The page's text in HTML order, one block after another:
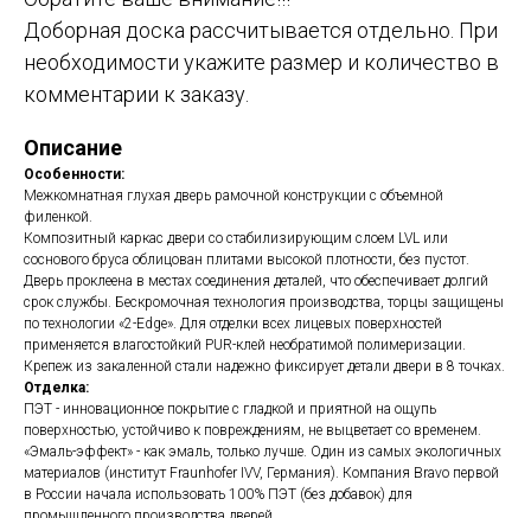
Доборная доска рассчитывается отдельно. При
необходимости укажите размер и количество в
комментарии к заказу.
Описание
Особенности:
Межкомнатная глухая дверь рамочной конструкции с объемной
филенкой.
Композитный каркас двери со стабилизирующим слоем LVL или
соснового бруса облицован плитами высокой плотности, без пустот.
Дверь проклеена в местах соединения деталей, что обеспечивает долгий
срок службы. Бескромочная технология производства, торцы защищены
по технологии «2-Edge». Для отделки всех лицевых поверхностей
применяется влагостойкий PUR-клей необратимой полимеризации.
Крепеж из закаленной стали надежно фиксирует детали двери в 8 точках.
Отделка:
ПЭТ - инновационное покрытие c гладкой и приятной на ощупь
поверхностью, устойчиво к повреждениям, не выцветает со временем.
«Эмаль-эффект» - как эмаль, только лучше. Один из самых экологичных
материалов (институт Fraunhofer IVV, Германия). Компания Bravo первой
в России начала использовать 100% ПЭТ (без добавок) для